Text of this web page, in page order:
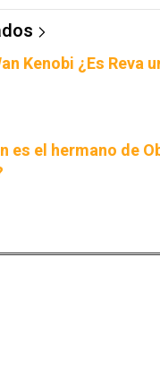
Kenobi ¿Es Reva
es el hermano de